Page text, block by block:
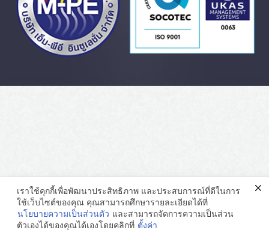
เราใช้คุกกี้เพื่อพัฒนาประสิทธิภาพ และประสบการณ์ที่ดีในการ
ใช้เว็บไซต์ของคุณ คุณสามารถศึกษารายละเอียดได้ที่
นโยบายความเป็นส่วนตัว และสามารถจัดการความเป็นส่วน
ตัวเองได้ของคุณได้เองโดยคลิกที่ ตั้งค่า